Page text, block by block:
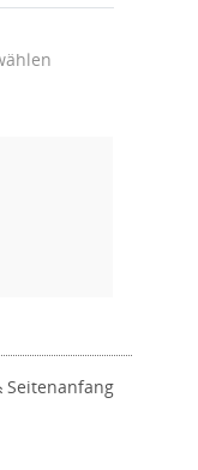
Seitenanfang